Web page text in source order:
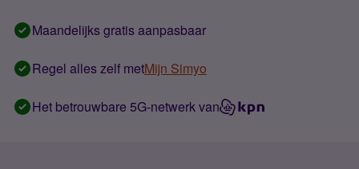
Maandelijks gratis aanpasbaar
Regel alles zelf metMijn Simyo
Het betrouwbare 5G-netwerk van